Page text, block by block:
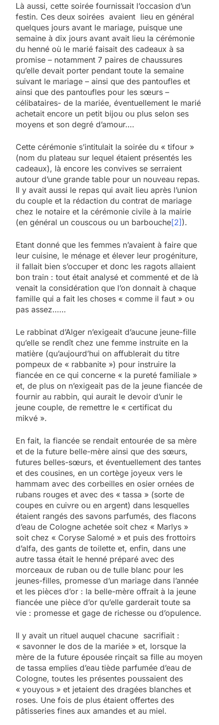
Là aussi, cette soirée fournissait l’occasion d’un
festin. Ces deux soirées avaient lieu en général
quelques jours avant le mariage, puisque une
semaine à dix jours avant avait lieu la cérémonie
du henné où le marié faisait des cadeaux à sa
promise – notamment 7 paires de chaussures
qu’elle devait porter pendant toute la semaine
suivant le mariage – ainsi que des pantoufles et
ainsi que des pantoufles pour les sœurs –
célibataires- de la mariée, éventuellement le marié
achetait encore un petit bijou ou plus selon ses
moyens et son degré d’amour….
Cette cérémonie s’intitulait la soirée du « tifour »
(nom du plateau sur lequel étaient présentés les
cadeaux), là encore les convives se serraient
autour d’une grande table pour un nouveau repas.
Il y avait aussi le repas qui avait lieu après l’union
du couple et la rédaction du contrat de mariage
chez le notaire et la cérémonie civile à la mairie
(en général un couscous ou un barbouche[2]).
Etant donné que les femmes n’avaient à faire que
leur cuisine, le ménage et élever leur progéniture,
il fallait bien s’occuper et donc les ragots allaient
bon train : tout était analysé et commenté et de là
venait la considération que l’on donnait à chaque
famille qui a fait les choses « comme il faut » ou
pas assez……
Le rabbinat d’Alger n’exigeait d’aucune jeune-fille
qu’elle se rendît chez une femme instruite en la
matière (qu’aujourd’hui on affublerait du titre
pompeux de « rabbanite ») pour instruire la
fiancée en ce qui concerne « la pureté familiale »
et, de plus on n’exigeait pas de la jeune fiancée de
fournir au rabbin, qui aurait le devoir d’unir le
jeune couple, de remettre le « certificat du
mikvé ».
En fait, la fiancée se rendait entourée de sa mère
et de la future belle-mère ainsi que des sœurs,
futures belles-sœurs, et éventuellement des tantes
et des cousines, en un cortège joyeux vers le
hammam avec des corbeilles en osier ornées de
rubans rouges et avec des « tassa » (sorte de
coupes en cuivre ou en argent) dans lesquelles
étaient rangés des savons parfumés, des flacons
d’eau de Cologne achetée soit chez « Marlys »
soit chez « Coryse Salomé » et puis des frottoirs
d’alfa, des gants de toilette et, enfin, dans une
autre tassa était le henné préparé avec des
morceaux de ruban ou de tulle blanc pour les
jeunes-filles, promesse d’un mariage dans l’année
et les pièces d’or : la belle-mère offrait à la jeune
fiancée une pièce d’or qu’elle garderait toute sa
vie : promesse et gage de richesse ou d’opulence.
Il y avait un rituel auquel chacune sacrifiait :
« savonner le dos de la mariée » et, lorsque la
mère de la future épousée rinçait sa fille au moyen
de tassa emplies d’eau tiède parfumée d’eau de
Cologne, toutes les présentes poussaient des
« youyous » et jetaient des dragées blanches et
roses. Une fois de plus étaient offertes des
pâtisseries fines aux amandes et au miel.